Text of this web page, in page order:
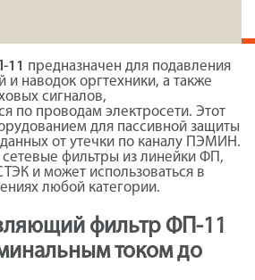
11 предназначен для подавления
и наводок оргтехники, а также
сигналов,
по проводам электросети. Этот
для пассивной защиты
от утечки по каналу ПЭМИН.
фильтры из линейки ФП,
и может использоваться в
любой категории.
фильтр ФП-11
током до